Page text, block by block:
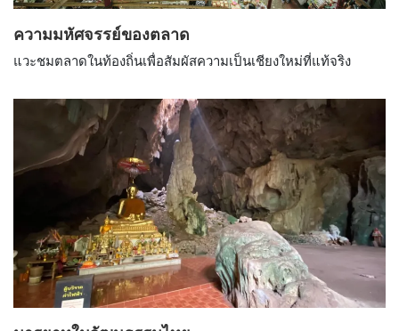
ความมหัศจรรย์ของตลาด
แวะชมตลาดในท้องถิ่นเพื่อสัมผัสความเป็นเชียงใหม่ที่แท้จริง